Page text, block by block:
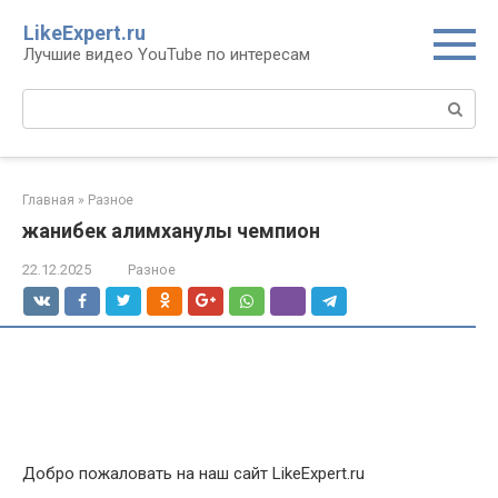
контенту
LikeExpert.ru
Лучшие видео YouTube по интересам
Главная » Разное
жанибек алимханулы чемпион
22.12.2025 Разное
Добро пожаловать на наш сайт LikeExpert.ru